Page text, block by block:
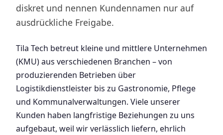
diskret und nennen Kundennamen nur auf
ausdrückliche Freigabe.
Tila Tech betreut kleine und mittlere Unternehmen
(KMU) aus verschiedenen Branchen – von
produzierenden Betrieben über
Logistikdienstleister bis zu Gastronomie, Pflege
und Kommunalverwaltungen. Viele unserer
Kunden haben langfristige Beziehungen zu uns
aufgebaut, weil wir verlässlich liefern, ehrlich